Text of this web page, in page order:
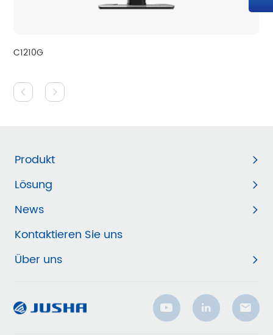
C1210G
Produkt
Lösung
News
Kontaktieren Sie uns
Über uns